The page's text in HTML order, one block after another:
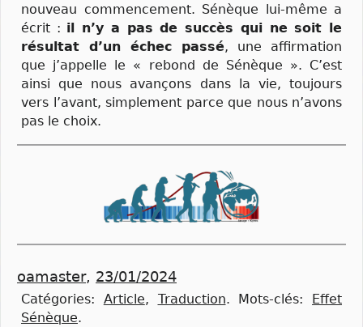
nouveau commencement. Sénèque lui-même a
écrit : il n’y a pas de succès qui ne soit le
résultat d’un échec passé, une affirmation
que j’appelle le « rebond de Sénèque ». C’est
ainsi que nous avançons dans la vie, toujours
vers l’avant, simplement parce que nous n’avons
pas le choix.
oamaster, 23/01/2024
Catégories: Article, Traduction. Mots-clés: Effet
Sénèque.